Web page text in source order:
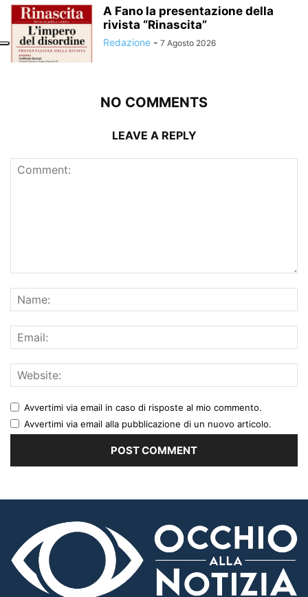
A Fano la presentazione della
rivista “Rinascita”
Redazione - 7 Agosto 2026
NO COMMENTS
LEAVE A REPLY
Avvertimi via email in caso di risposte al mio commento.
Avvertimi via email alla pubblicazione di un nuovo articolo.